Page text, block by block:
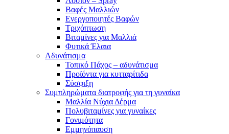
Βαφές Μαλλιών
Ενεργοποιητές Βαφών
Τριχόπτωση
Βιταμίνες για Μαλλιά
Φυτικά Έλαια
Αδυνάτισμα
Τοπικό Πάχος – αδυνάτισμα
Προϊόντα για κυτταρίτιδα
Σύσφιξη
Συμπληρώματα διατροφής για τη γυναίκα
Μαλλία Νύχια Δέρμα
Πολυβιταμίνες για γυναίκες
Γονιμότητα
Εμμηνόπαυση